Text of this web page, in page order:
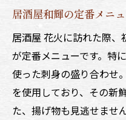
居酒屋和輝の定番メニ
居酒屋 花火に訪れた際
が定番メニューです。特
使った刺身の盛り合わせ
を使用しており、その新
た、揚げ物も見逃せませ